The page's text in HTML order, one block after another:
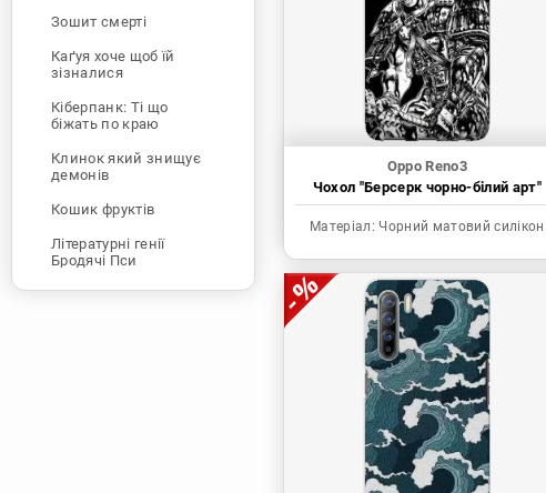
Oppo Reno3
Чохол "Берсерк чорно-білий арт"
Матеріал: Чорний матовий силікон
Зошит смерті
Каґуя хоче щоб їй
зізналися
Кіберпанк: Ті що
біжать по краю
Клинок який знищує
демонів
Кошик фруктів
Літературні генії
Бродячі Пси
Людина-бензопила